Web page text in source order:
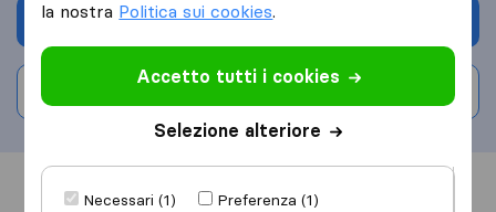
Chiedi preventivo
Informazioni Recensioni
la nostra Politica sui cookies.
Accetto tutti i cookies
Selezione alteriore
Necessari (1)
Preferenza (1)